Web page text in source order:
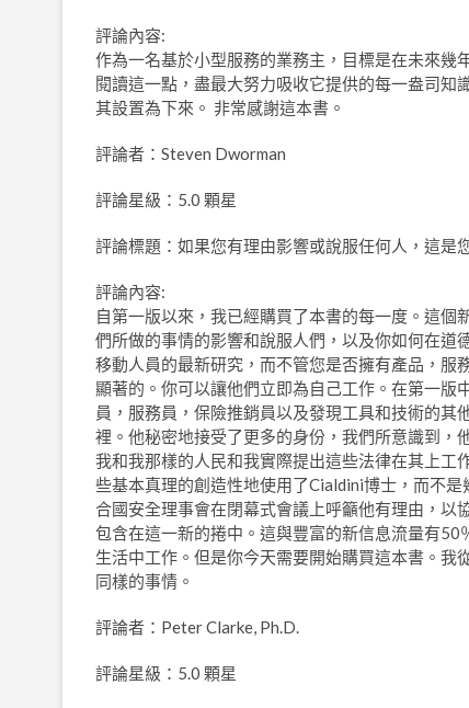
評論內容:
作為一名基於小型服務的業務主，目標是在未來幾
閱讀這一點，盡最大努力吸收它提供的每一盎司知
其設置為下來。 非常感謝這本書。
評論者：Steven Dworman
評論星級：5.0 顆星
評論標題：如果您有理由影響或說服任何人，這是
評論內容:
自第一版以來，我已經購買了本書的每一度。這
們所做的事情的影響和說服人們，以及你如何在道
移動人員的最新研究，而不管您是否擁有產品，服
顯著的。你可以讓他們立即為自己工作。在第一版
員，服務員，保險推銷員以及發現工具和技術的
裡。他秘密地接受了更多的身份，我們所意識到，
我和我那樣的人民和我實際提出這些法律在其上工
些基本真理的創造性地使用了Cialdini博士，而不
合國安全理事會在閉幕式會議上呼籲他有理由，以
包含在這一新的捲中。這與豐富的新信息流量有
生活中工作。但是你今天需要開始購買這本書。
同樣的事情。
評論者：Peter Clarke, Ph.D.
評論星級：5.0 顆星